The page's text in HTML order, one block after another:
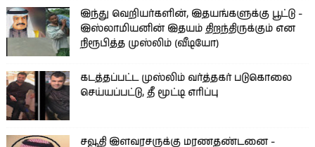
இந்து வெறியர்களின், இதயங்களுக்கு பூட்டு -
இஸ்லாமியனின் இதயம் திறந்திருக்கும் என
நிரூபித்த முஸ்லிம் (வீடியோ)
கடத்தப்பட்ட முஸ்லிம் வர்த்தகர் படுகொலை
செய்யப்பட்டு, தீ மூட்டி எரிப்பு
சவூதி இளவரசருக்கு மரணதண்டனை -